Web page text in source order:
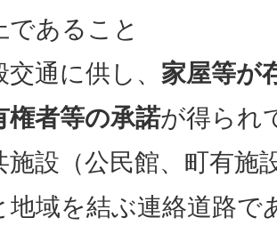
であること
交通に供し、 家屋等が
権者等の承諾が得られ
施設（公民館、町有施
地域を結ぶ連絡道路で